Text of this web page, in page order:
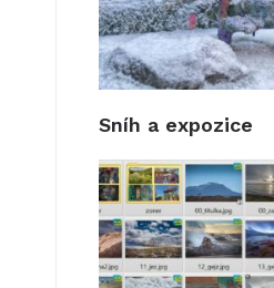
Sníh a expozice